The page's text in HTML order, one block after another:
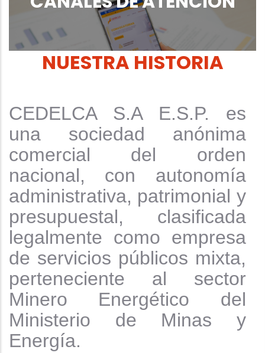
NUESTRA HISTORIA
CEDELCA S.A E.S.P. es
una sociedad anónima
comercial del orden
nacional, con autonomía
administrativa, patrimonial y
presupuestal, clasificada
legalmente como empresa
de servicios públicos mixta,
perteneciente al sector
Minero Energético del
Ministerio de Minas y
Energía.